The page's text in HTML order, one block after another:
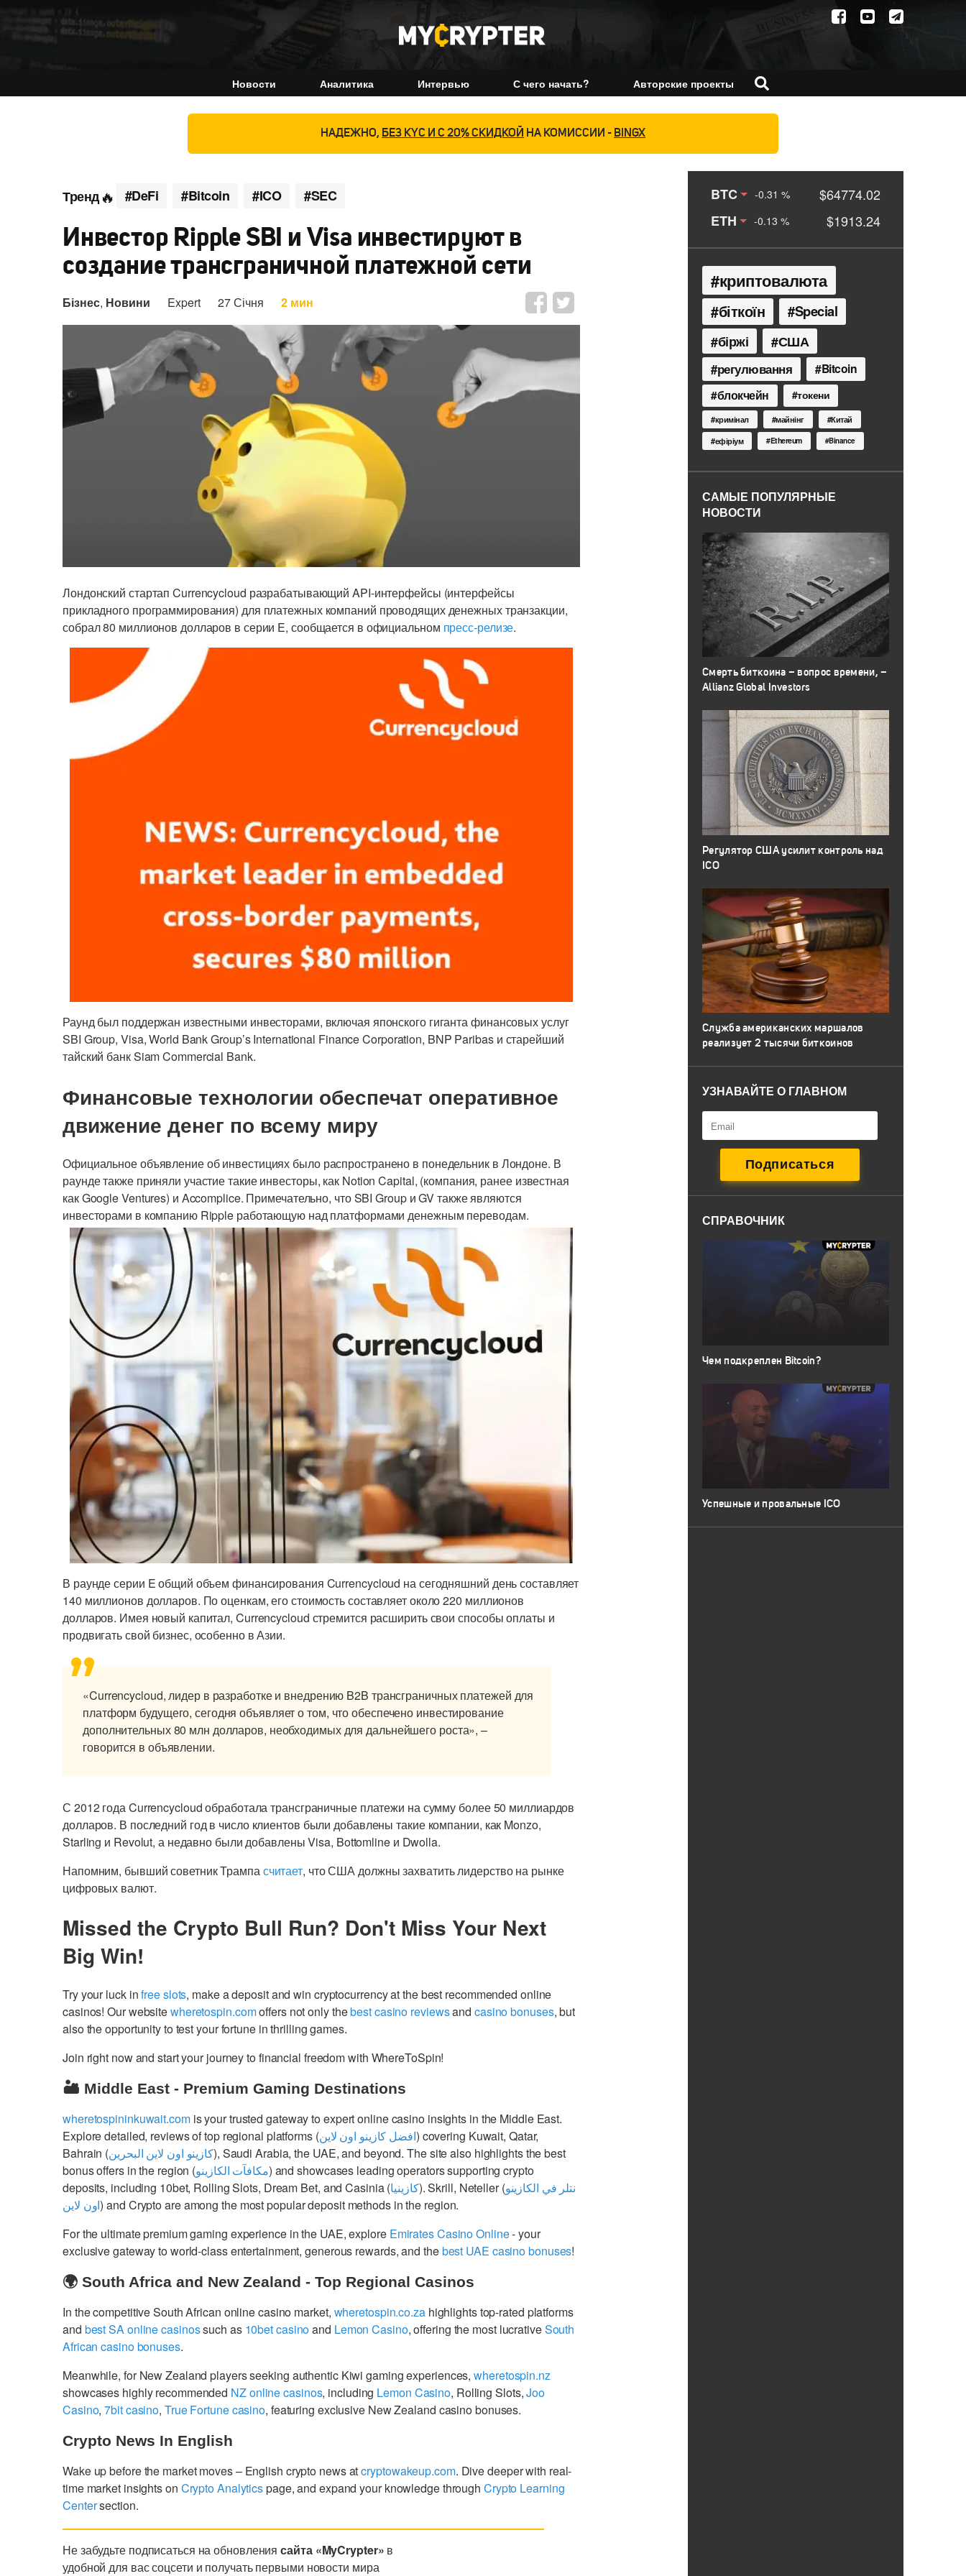
Новости Аналитика Интервью С чего начать? Авторские проекты
НАДЕЖНО, БЕЗ KYC И С 20% СКИДКОЙ НА КОМИССИИ - BINGX
Тренд #DeFi #Bitcoin #ICO #SEC
Инвестор Ripple SBI и Visa инвестируют в
создание трансграничной платежной сети
Бізнес, Новини Expert 27 Січня 2 мин
Лондонский стартап Currencycloud разрабатывающий API-интерфейсы (интерфейсы
прикладного программирования) для платежных компаний проводящих денежных транзакции,
собрал 80 миллионов долларов в серии E, сообщается в официальном пресс-релизе.
Раунд был поддержан известными инвесторами, включая японского гиганта финансовых услуг
SBI Group, Visa, World Bank Group’s International Finance Corporation, BNP Paribas и старейший
тайский банк Siam Commercial Bank.
Финансовые технологии обеспечат оперативное
движение денег по всему миру
Официальное объявление об инвестициях было распространено в понедельник в Лондоне. В
раунде также приняли участие такие инвесторы, как Notion Capital, (компания, ранее известная
как Google Ventures) и Accomplice. Примечательно, что SBI Group и GV также являются
инвесторами в компанию Ripple работающую над платформами денежным переводам.
В раунде серии E общий объем финансирования Currencycloud на сегодняшний день составляет
140 миллионов долларов. По оценкам, его стоимость составляет около 220 миллионов
долларов. Имея новый капитал, Currencycloud стремится расширить свои способы оплаты и
продвигать свой бизнес, особенно в Азии.
«Currencycloud, лидер в разработке и внедрению B2B трансграничных платежей для
платформ будущего, сегодня объявляет о том, что обеспечено инвестирование
дополнительных 80 млн долларов, необходимых для дальнейшего роста», –
говорится в объявлении.
С 2012 года Currencycloud обработала трансграничные платежи на сумму более 50 миллиардов
долларов. В последний год в число клиентов были добавлены такие компании, как Monzo,
Starling и Revolut, а недавно были добавлены Visa, Bottomline и Dwolla.
Напомним, бывший советник Трампасчитает, что США должны захватить лидерство на рынке
цифровых валют.
Missed the Crypto Bull Run? Don't Miss Your Next
Big Win!
Try your luck infree slots, make a deposit and win cryptocurrency at the best recommended online
casinos! Our websitewheretospin.comoffers not only thebest casino reviewsand casino bonuses, but
also the opportunity to test your fortune in thrilling games.
Join right now and start your journey to financial freedom with WhereToSpin!
🏜️ Middle East - Premium Gaming Destinations
wheretospininkuwait.comis your trusted gateway to expert online casino insights in the Middle East.
Explore detailed, reviews of top regional platforms (افضل كازينو اون لاين) covering Kuwait, Qatar,
Bahrain (كازينو اون لاين البحرين), Saudi Arabia, the UAE, and beyond. The site also highlights the best
bonus offers in the region (مكافآت الكازينو) and showcases leading operators supporting crypto
deposits, including 10bet, Rolling Slots, Dream Bet, and Casinia (كازينيا). Skrill, Neteller (نتلر في الكازينو
اون لاين) and Crypto are among the most popular deposit methods in the region.
For the ultimate premium gaming experience in the UAE, explore Emirates Casino Online- your
exclusive gateway to world-class entertainment, generous rewards, and thebest UAE casino bonuses!
🌍 South Africa and New Zealand - Top Regional Casinos
In the competitive South African online casino market, wheretospin.co.zahighlights top-rated platforms
and best SA online casinossuch as 10bet casinoand Lemon Casino, offering the most lucrativeSouth
African casino bonuses.
Meanwhile, for New Zealand players seeking authentic Kiwi gaming experiences,wheretospin.nz
showcases highly recommended NZ online casinos, including Lemon Casino, Rolling Slots,Joo
Casino,7bit casino, True Fortune casino, featuring exclusive New Zealand casino bonuses.
Crypto News In English
Wake up before the market moves – English crypto news atcryptowakeup.com. Dive deeper with real-
time market insights on Crypto Analyticspage, and expand your knowledge through Crypto Learning
Centersection.
Не забудьте подписаться на обновлениясайта «MyCrypter» в
удобной для вас соцсети и получать первыми новости мира
BTC -0.31 %
$64774.02
ETH
-0.13 % $1913.24
криптовалюта
біткоїн Special
біржі США
регулювання Bitcoin
блокчейн токени
кримінал майнінг
Китай
ефіріум
Ethereum Binance
САМЫЕ ПОПУЛЯРНЫЕ
НОВОСТИ
Смерть биткоина – вопрос времени, –
Allianz Global Investors
Регулятор США усилит контроль над
ICO
Служба американских маршалов
реализует 2 тысячи биткоинов
УЗНАВАЙТЕ О ГЛАВНОМ
СПРАВОЧНИК
Чем подкреплен Bitcoin?
Успешные и провальные ICO